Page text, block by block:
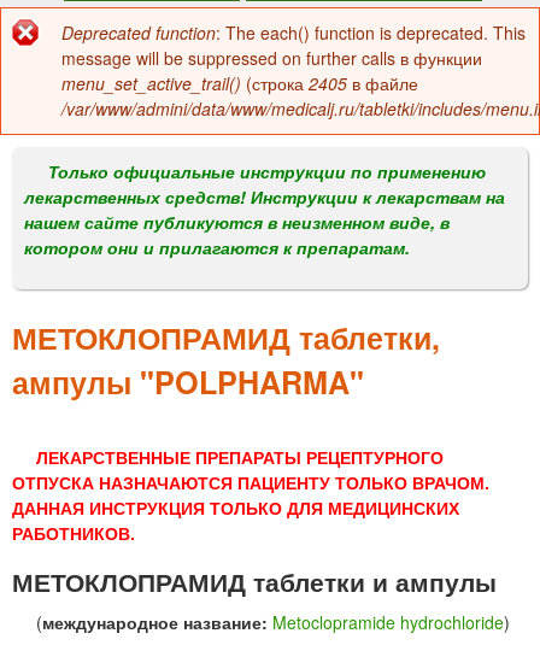
а
в
о
м
е
н
Сообщение
об
ошибке
Deprecated function: The each() function is deprecated. This
message will be suppressed on further calls в функции
menu_set_active_trail() (строка 2405 в файле
/var/www/admini/data/www/medicalj.ru/tabletki/includes/
Только официальные инструкции по применению
лекарственных средств! Инструкции к лекарствам на
нашем сайте публикуются в неизменном виде, в
котором они и прилагаются к препаратам.
МЕТОКЛОПРАМИД таблетки,
ампулы "POLPHARMA"
ЛЕКАРСТВЕННЫЕ ПРЕПАРАТЫ РЕЦЕПТУРНОГО
ОТПУСКА НАЗНАЧАЮТСЯ ПАЦИЕНТУ ТОЛЬКО ВРАЧОМ.
ДАННАЯ ИНСТРУКЦИЯ ТОЛЬКО ДЛЯ МЕДИЦИНСКИХ
РАБОТНИКОВ.
МЕТОКЛОПРАМИД таблетки и ампулы
(международное название: Metoclopramide hydrochloride)